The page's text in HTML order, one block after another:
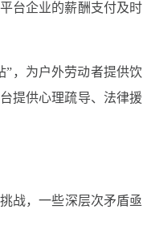
台企业的薪酬支付及时
”，为户外劳动者提供饮
提供心理疏导、法律援
战，一些深层次矛盾亟